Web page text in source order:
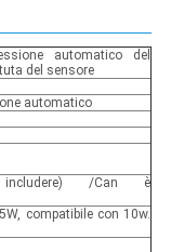
automatico del
del sensore
automatico
/Can è
compatibile con 10w.